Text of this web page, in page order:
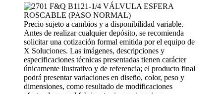
Precio sujeto a cambios y a disponibilidad variable.
Antes de realizar cualquier depósito, se recomienda
solicitar una cotización formal emitida por el equipo de
X Soluciones. Las imágenes, descripciones y
especificaciones técnicas presentadas tienen carácter
únicamente ilustrativo y de referencia; el producto final
podrá presentar variaciones en diseño, color, peso y
dimensiones, como resultado de modificaciones